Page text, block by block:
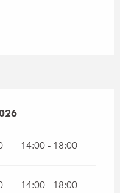
2026
14:00 - 18:00
14:00 - 18:00